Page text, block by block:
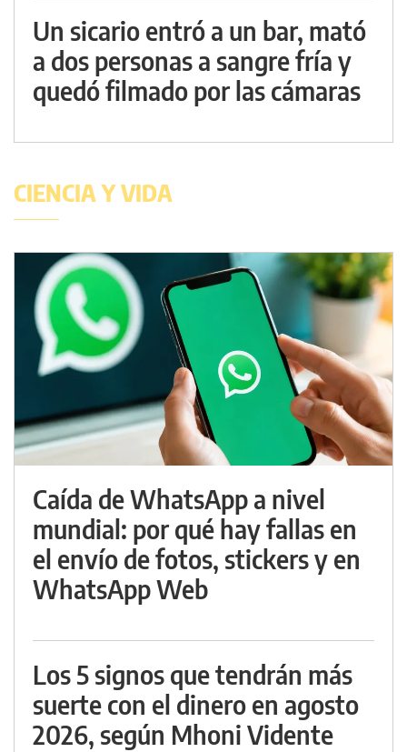
Un sicario entró a un bar, mató
a dos personas a sangre fría y
quedó filmado por las cámaras
CIENCIA Y VIDA
Caída de WhatsApp a nivel
mundial: por qué hay fallas en
el envío de fotos, stickers y en
WhatsApp Web
Los 5 signos que tendrán más
suerte con el dinero en agosto
2026, según Mhoni Vidente